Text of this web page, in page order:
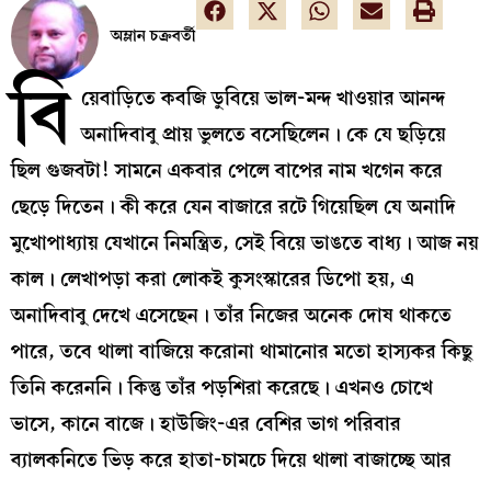
অম্লান চক্রবর্তী
বি য়েবাড়িতে কবজি ডুবিয়ে ভাল-মন্দ খাওয়ার আনন্দ
অনাদিবাবু প্রায় ভুলতে বসেছিলেন। কে যে ছড়িয়ে
ছিল গুজবটা! সামনে একবার পেলে বাপের নাম খগেন করে
ছেড়ে দিতেন। কী করে যেন বাজারে রটে গিয়েছিল যে অনাদি
মুখোপাধ্যায় যেখানে নিমন্ত্রিত, সেই বিয়ে ভাঙতে বাধ্য। আজ নয়
কাল। লেখাপড়া করা লোকই কুসংস্কারের ডিপো হয়, এ
অনাদিবাবু দেখে এসেছেন। তাঁর নিজের অনেক দোষ থাকতে
পারে, তবে থালা বাজিয়ে করোনা থামানোর মতো হাস্যকর কিছু
তিনি করেননি। কিন্তু তাঁর পড়শিরা করেছে। এখনও চোখে
ভাসে, কানে বাজে। হাউজিং-এর বেশির ভাগ পরিবার
ব্যালকনিতে ভিড় করে হাতা-চামচে দিয়ে থালা বাজাচ্ছে আর